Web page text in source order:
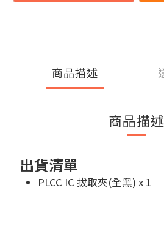
商品描述
商品描述
出貨清單
PLCC IC 拔取夾(全黑) x 1